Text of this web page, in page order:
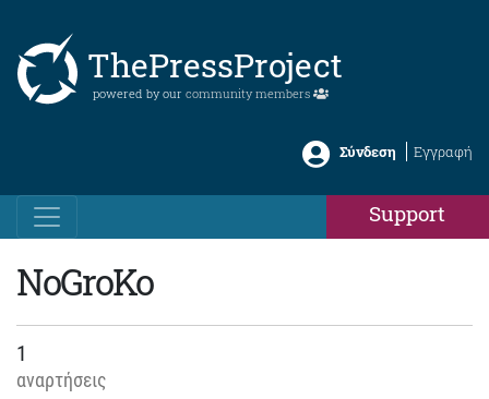
ThePressProject
powered by our community members
Σύνδεση Εγγραφή
Support
NoGroKo
1
αναρτήσεις